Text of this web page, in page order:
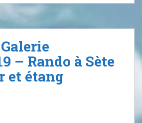
– Rando à Sète
et étang